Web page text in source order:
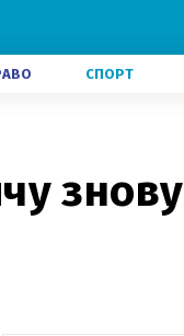
СПОРТ
знову